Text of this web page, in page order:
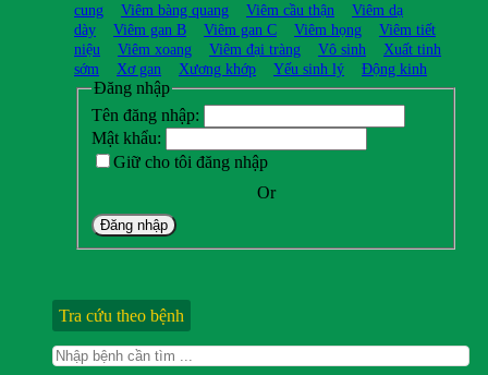
cung
Viêm bàng quang Viêm cầu thận
Viêm dạ
dày
Viêm gan B Viêm gan C Viêm họng
Viêm tiết
niệu
Viêm xoang Viêm đại tràng Vô sinh
Xuất tinh
sớm
Xơ gan Xương khớp Yếu sinh lý Động kinh
Đăng nhập
Tên đăng nhập:
Mật khẩu:
Giữ cho tôi đăng nhập
Or
Đăng nhập
Tra cứu theo bệnh